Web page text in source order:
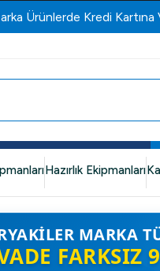
Ürünlerde Kredi Kartına
Hazırlık Ekipmanları
MARKA
FARKSIZ